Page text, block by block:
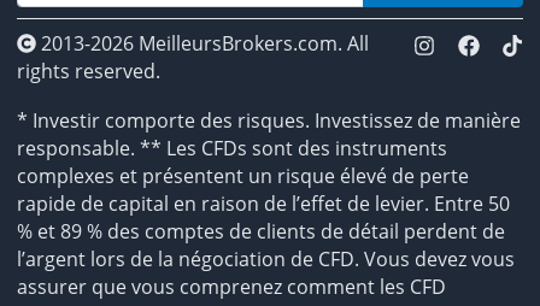
2013-2026 MeilleursBrokers.com. All
rights reserved.
* Investir comporte des risques. Investissez de manière
responsable. ** Les CFDs sont des instruments
complexes et présentent un risque élevé de perte
rapide de capital en raison de l’effet de levier. Entre 50
% et 89 % des comptes de clients de détail perdent de
l’argent lors de la négociation de CFD. Vous devez vous
assurer que vous comprenez comment les CFD